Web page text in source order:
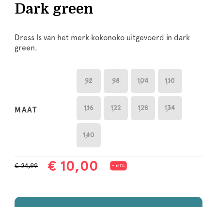
Dark green
Dress ls van het merk kokonoko uitgevoerd in dark
green.
MAAT
92 98 104 110
116 122 128 134
140
€ 24,99 € 10,00 - 60%